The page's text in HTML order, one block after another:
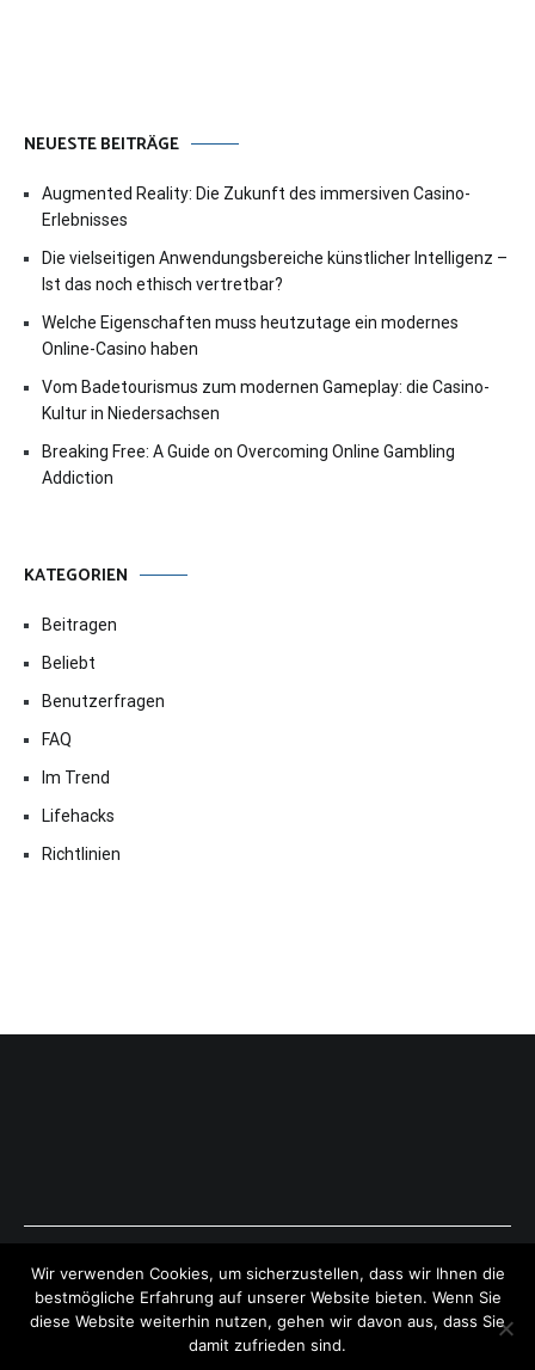
NEUESTE BEITRÄGE
Augmented Reality: Die Zukunft des immersiven Casino-
Erlebnisses
Die vielseitigen Anwendungsbereiche künstlicher Intelligenz –
Ist das noch ethisch vertretbar?
Welche Eigenschaften muss heutzutage ein modernes
Online-Casino haben
Vom Badetourismus zum modernen Gameplay: die Casino-
Kultur in Niedersachsen
Breaking Free: A Guide on Overcoming Online Gambling
Addiction
KATEGORIEN
Beitragen
Beliebt
Benutzerfragen
FAQ
Im Trend
Lifehacks
Richtlinien
Copyright © 2026ExpressAntworten.com . All rights reserved.
Theme:Cenote by ThemeGrill. Powered byWordPress .
Wir verwenden Cookies, um sicherzustellen, dass wir Ihnen die
bestmögliche Erfahrung auf unserer Website bieten. Wenn Sie
diese Website weiterhin nutzen, gehen wir davon aus, dass Sie
damit zufrieden sind.